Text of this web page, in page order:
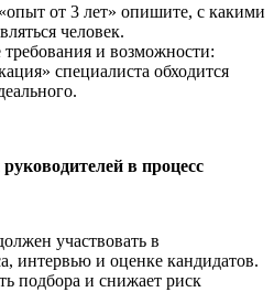
от 3 лет» опишите, с какими
человек.
и возможности:
специалиста обходится
в процесс
участвовать в
интервью и оценке кандидатов.
подбора и снижает риск